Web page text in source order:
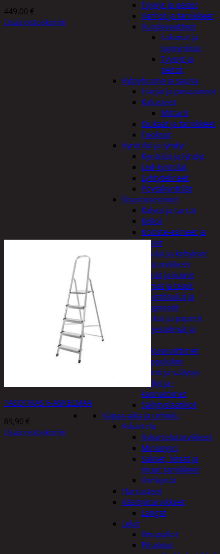
Tyynyt ja peitot
Verhot ja tarvikkeet
Vuodevaatteet
Lakanat ja
tyynynlinat
Tyynyt ja
peitot
Kylpyhuone ja sauna
Harjat ja pesuaineet
Kalusteet
Mittarit
Kiukaat ja tarvikkeet
Tuoksut
Kynttilät ja lyhdyt
Kynttilät ja lyhdyt
Led-kynttilät
Lyhtytelineet
Pöytäkynttilät
Sisustusesineet
Kalvot ja tarrat
Kellot
Koriste-esineet ja
kasvit
Taulut ja kehykset
Toimistotarvikkeet
Kynät ja kumit
Liimat ja teipit
Muistitaulut ja
magneetit
Vihkot ja paperit
Turvajärjestelmät ja
Palovaroittimet
Riippulukot
Varastointi ja säilytys
Hyllyt ja -
kannattimet
Säilytyslaatikot
Vapaa-aika ja urheilu
Askartelu
Askartelutarvikkeet
Miniatyyri
Sakset, liimat ja
muut tarvikkeet
Värikynät
Harrasteet
Käsityötarvikkeet
Langat
Lelut
Ilmapallot
Pihalelut
449,00 €
Lisää ostoskoriin
TASOTIKAS 6-ASKELMAA
89,90 €
Lisää ostoskoriin